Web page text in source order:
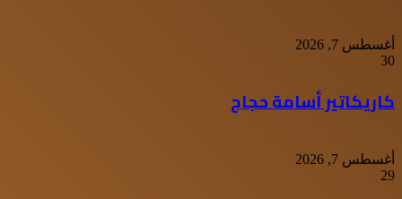
أغسطس 7, 2026
30
كاريكاتير أسامة حجاج
أغسطس 7, 2026
29